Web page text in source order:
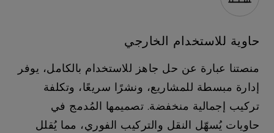
حاوية للاستخدام الخارجي
منصتنا عبارة عن حل جاهز للاستخدام بالكامل، يوفر
إدارة مبسطة للمشاريع، ونشرًا سريعًا، وتكلفة
تركيب إجمالية منخفضة. تصميمها المُدمج في
حاويات يُسهّل النقل والتركيب الفوري، مما يُقلل